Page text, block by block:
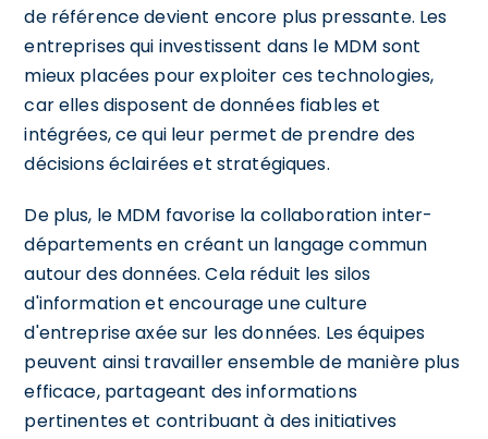
de référence devient encore plus pressante. Les
entreprises qui investissent dans le MDM sont
mieux placées pour exploiter ces technologies,
car elles disposent de données fiables et
intégrées, ce qui leur permet de prendre des
décisions éclairées et stratégiques.
De plus, le MDM favorise la collaboration inter-
départements en créant un langage commun
autour des données. Cela réduit les silos
d'information et encourage une culture
d'entreprise axée sur les données. Les équipes
peuvent ainsi travailler ensemble de manière plus
efficace, partageant des informations
pertinentes et contribuant à des initiatives